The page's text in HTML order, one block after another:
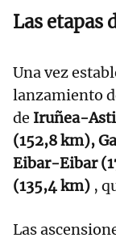
Las etapas
Una vez
lanzamiento
de Iruñea-
(152,8 km),
Eibar-Eibar
(135,4 km) ,
Las